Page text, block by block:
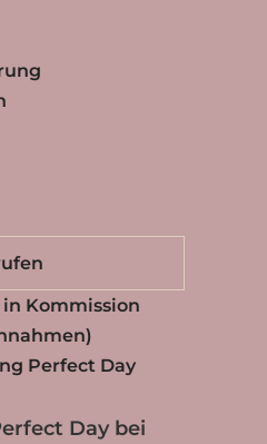
Kommission
Perfect Day
Day bei